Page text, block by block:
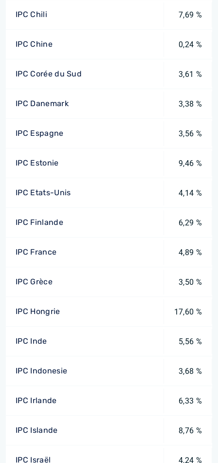
IPC Chili 7,69 %
IPC Chine 0,24 %
IPC Corée du Sud 3,61 %
IPC Danemark 3,38 %
IPC Espagne 3,56 %
IPC Estonie 9,46 %
IPC Etats-Unis 4,14 %
IPC Finlande 6,29 %
IPC France 4,89 %
IPC Grèce 3,50 %
IPC Hongrie 17,60 %
IPC Inde 5,56 %
IPC Indonesie 3,68 %
IPC Irlande 6,33 %
IPC Islande 8,76 %
IPC Israël 4,24 %